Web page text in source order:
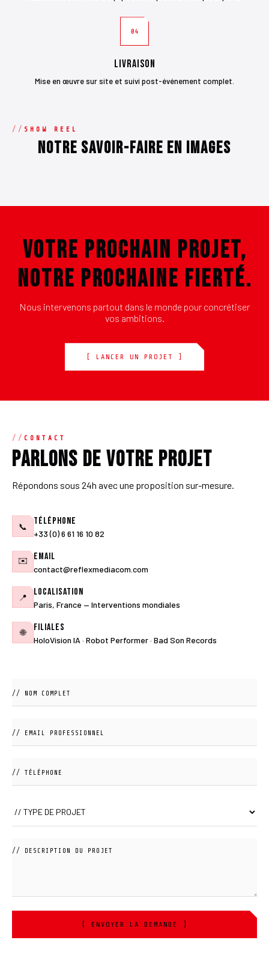
04
Livraison
Mise en œuvre sur site et suivi post-événement complet.
SHOW REEL
Notre savoir-faire en images
VOTRE PROCHAIN PROJET,
NOTRE PROCHAINE FIERTÉ.
Nous intervenons partout dans le monde pour concrétiser
vos ambitions.
[ LANCER UN PROJET ]
CONTACT
Parlons de votre projet
Répondons sous 24h avec une proposition sur-mesure.
📞 Téléphone
+33 (0) 6 61 16 10 82
✉️ Email
contact@reflexmediacom.com
📍 Localisation
Paris, France — Interventions mondiales
🌐 Filiales
HoloVision IA · Robot Performer · Bad Son Records
[ ENVOYER LA DEMANDE ]